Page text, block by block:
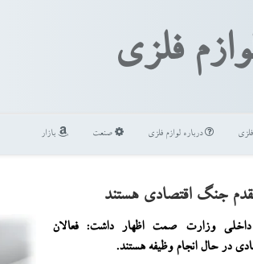
فلزی
درباره لوازم فلزی صنعت بازار
جنگ اقتصادی هستند
داخلی وزارت صمت اظهار داشت: فعالان
در حال انجام وظیفه هستند.